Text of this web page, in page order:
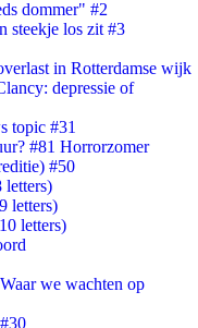
dommer" #2
steekje los zit #3
in Rotterdamse wijk
depressie of
topic #31
#81 Horrorzomer
#50
letters)
letters)
letters)
we wachten op